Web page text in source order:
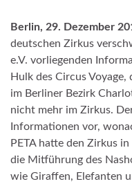
Berlin, 29. Dezember
deutschen Zirkus
e.V. vorliegenden
Hulk des Circus
im Berliner Bezirk
nicht mehr im Zirkus.
Informationen vor,
PETA hatte den Zirkus
die Mitführung des
wie Giraffen, Elefanten